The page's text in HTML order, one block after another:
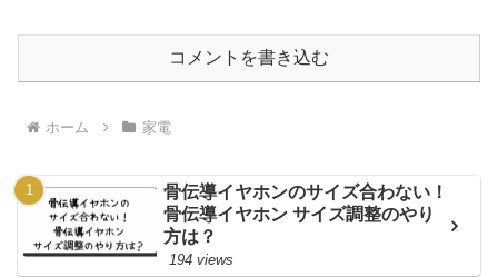
コメントを書き込む
ホーム 家電
骨伝導イヤホンのサイズ合わない！
骨伝導イヤホン サイズ調整のやり
方は？
194 views